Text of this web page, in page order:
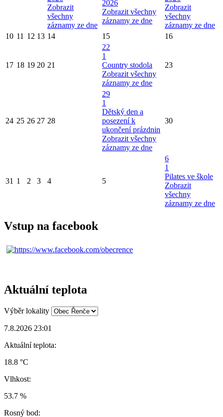
Zobrazit
všechny
záznamy ze dne
2026
Zobrazit všechny
záznamy ze dne
Zobrazit
všechny
záznamy ze dne
10 11 12 13 14 15 16
17 18 19 20 21
22
1
Country stodola
Zobrazit všechny
záznamy ze dne
23
24 25 26 27 28
29
1
Dětský den a
posezení k
ukončení prázdnin
Zobrazit všechny
záznamy ze dne
30
31 1 2 3 4 5
6
1
Pilates ve škole
Zobrazit
všechny
záznamy ze dne
Vstup na facebook
Aktuální teplota
Výběr lokality
7.8.2026 23:01
Aktuální teplota:
18.8 °C
Vlhkost:
53.7 %
Rosný bod: